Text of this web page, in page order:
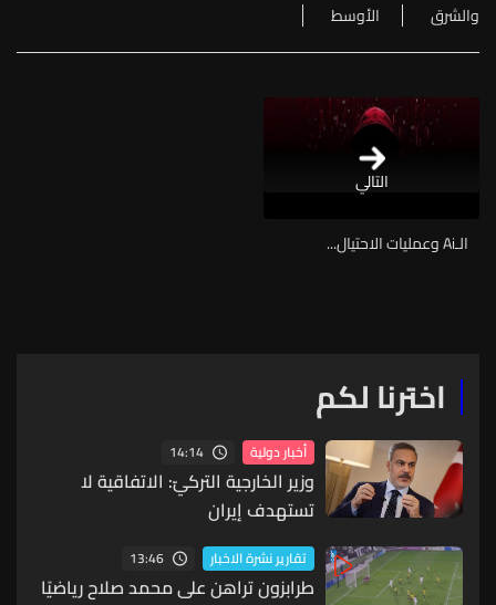
والشرق
الأوسط
التالي
الـAi وعمليات الاحتيال...
اخترنا لكم
أخبار دولية 14:14
وزير الخارجية التركيّ: الاتفاقية لا
تستهدف إيران
تقارير نشرة الاخبار 13:46
طرابزون تراهن على محمد صلاح رياضيًا